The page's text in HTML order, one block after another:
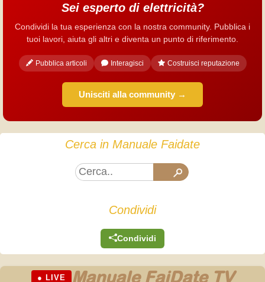
Sei esperto di elettricità?
Condividi la tua esperienza con la nostra community. Pubblica i
tuoi lavori, aiuta gli altri e diventa un punto di riferimento.
Pubblica articoli Interagisci Costruisci reputazione
Unisciti alla community →
Cerca in Manuale Faidate
Condividi
Condividi
● LIVE Manuale FaiDate TV